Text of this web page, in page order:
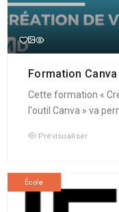
Formation Canva
Cette formation «
l'outil Canva » va
Prévisualiser
École